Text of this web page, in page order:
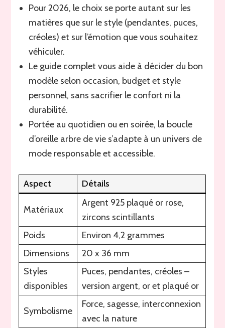
Pour 2026, le choix se porte autant sur les
matières que sur le style (pendantes, puces,
créoles) et sur l’émotion que vous souhaitez
véhiculer.
Le guide complet vous aide à décider du bon
modèle selon occasion, budget et style
personnel, sans sacrifier le confort ni la
durabilité.
Portée au quotidien ou en soirée, la boucle
d’oreille arbre de vie s’adapte à un univers de
mode responsable et accessible.
Aspect Détails
Matériaux
Argent 925 plaqué or rose,
zircons scintillants
Poids
Environ 4,2 grammes
Dimensions
20 x 36 mm
Styles
disponibles
Puces, pendantes, créoles –
version argent, or et plaqué or
Symbolisme
Force, sagesse, interconnexion
avec la nature